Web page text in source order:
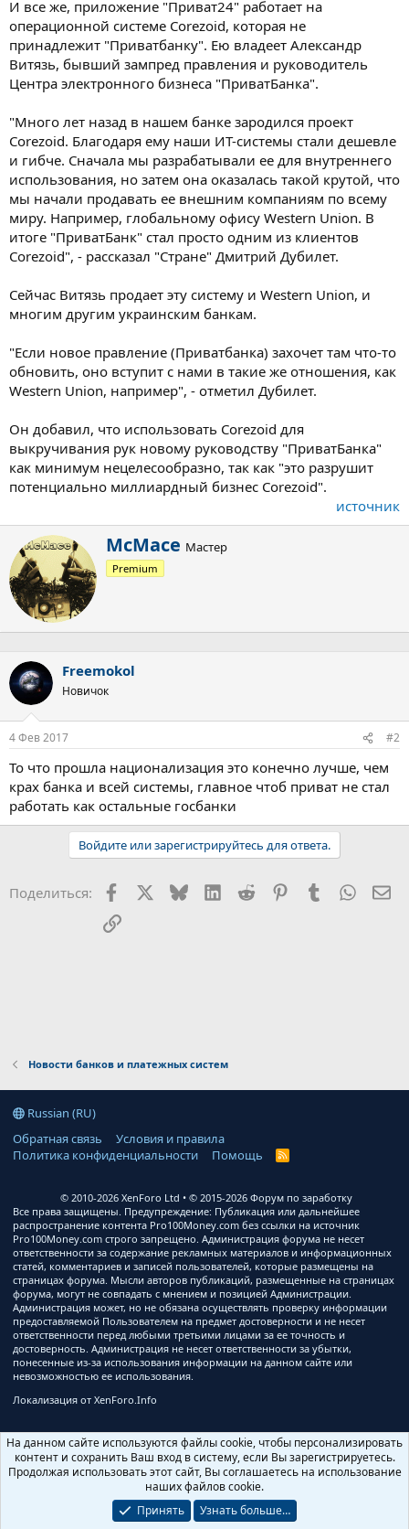
И все же, приложение "Приват24" работает на
операционной системе Corezoid, которая не
принадлежит "Приватбанку". Ею владеет Александр
Витязь, бывший зампред правления и руководитель
Центра электронного бизнеса "ПриватБанка".
"Много лет назад в нашем банке зародился проект
Corezoid. Благодаря ему наши ИТ-системы стали дешевле
и гибче. Сначала мы разрабатывали ее для внутреннего
использования, но затем она оказалась такой крутой, что
мы начали продавать ее внешним компаниям по всему
миру. Например, глобальному офису Western Union. В
итоге "ПриватБанк" стал просто одним из клиентов
Corezoid", - рассказал "Стране" Дмитрий Дубилет.
Сейчас Витязь продает эту систему и Western Union, и
многим другим украинским банкам.
"Если новое правление (Приватбанка) захочет там что-то
обновить, оно вступит с нами в такие же отношения, как
Western Union, например", - отметил Дубилет.
Он добавил, что использовать Corezoid для
выкручивания рук новому руководству "ПриватБанка"
как минимум нецелесообразно, так как "это разрушит
потенциально миллиардный бизнес Corezoid".
источник
А
в
т
McMace Мастер
Premium
Freemokol
Новичок
4 Фев 2017 #2
То что прошла национализация это конечно лучше, чем
крах банка и всей системы, главное чтоб приват не стал
работать как остальные госбанки
Войдите или зарегистрируйтесь для ответа.
Поделиться: Facebook BlueskyLinkedIn
Reddit PinterestTumblr
Ссылка
Новости банков и платежных систем
Russian (RU)
Обратная связь
Условия и правила
Политика конфиденциальности
Помощь
R
© 2010-2026 XenForo Ltd
© 2015-2026 Форум по заработку
Все права защищены. Предупреждение: Публикация или дальнейшее
распространение контента Pro100Money.com без ссылки на источник
Pro100Money.com строго запрещено. Администрация форума не несет
ответственности за содержание рекламных материалов и информационных
статей, комментариев и записей пользователей, которые размещены на
страницах форума. Мысли авторов публикаций, размещенные на страницах
форума, могут не совпадать с мнением и позицией Администрации.
Администрация может, но не обязана осуществлять проверку информации
предоставляемой Пользователем на предмет достоверности и не несет
ответственности перед любыми третьими лицами за ее точность и
достоверность. Администрация не несет ответственности за убытки,
понесенные из-за использования информации на данном сайте или
невозможностью ее использования.
Локализация от XenForo.Info
Запросов 8 Время 0.4198s
На данном сайте используются файлы cookie, чтобы персонализировать
контент и сохранить Ваш вход в систему, если Вы зарегистрируетесь.
Продолжая использовать этот сайт, Вы соглашаетесь на использование
наших файлов cookie.
Принять
Узнать больше…